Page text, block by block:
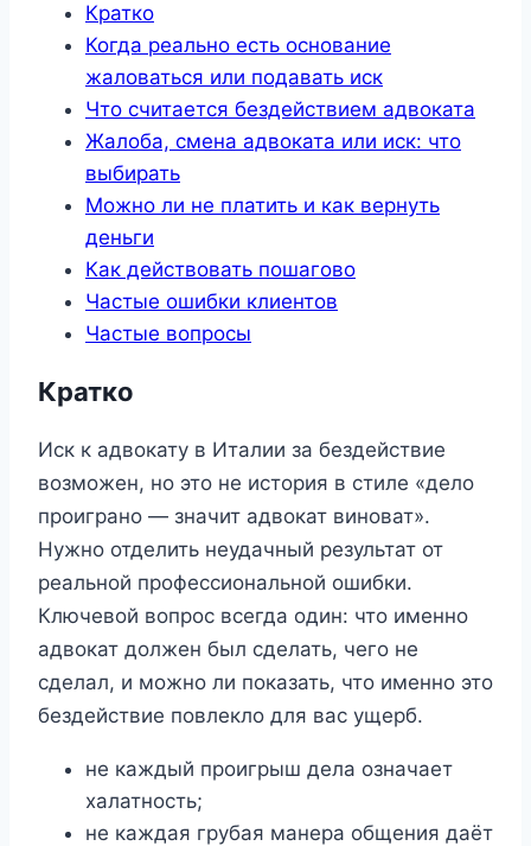
Кратко
Когда реально есть основание
жаловаться или подавать иск
Что считается бездействием адвоката
Жалоба, смена адвоката или иск: что
выбирать
Можно ли не платить и как вернуть
деньги
Как действовать пошагово
Частые ошибки клиентов
Частые вопросы
Кратко
Иск к адвокату в Италии за бездействие
возможен, но это не история в стиле «дело
проиграно — значит адвокат виноват».
Нужно отделить неудачный результат от
реальной профессиональной ошибки.
Ключевой вопрос всегда один: что именно
адвокат должен был сделать, чего не
сделал, и можно ли показать, что именно это
бездействие повлекло для вас ущерб.
не каждый проигрыш дела означает
халатность;
не каждая грубая манера общения даёт